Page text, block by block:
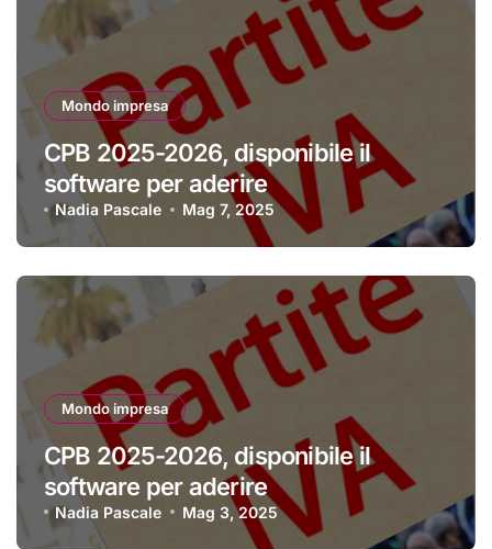
Mondo impresa
CPB 2025-2026, disponibile il
software per aderire
Nadia Pascale Mag 7, 2025
Mondo impresa
CPB 2025-2026, disponibile il
software per aderire
Nadia Pascale Mag 3, 2025